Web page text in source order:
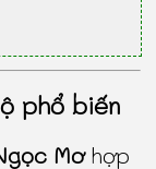
phổ biến
Mơhợp